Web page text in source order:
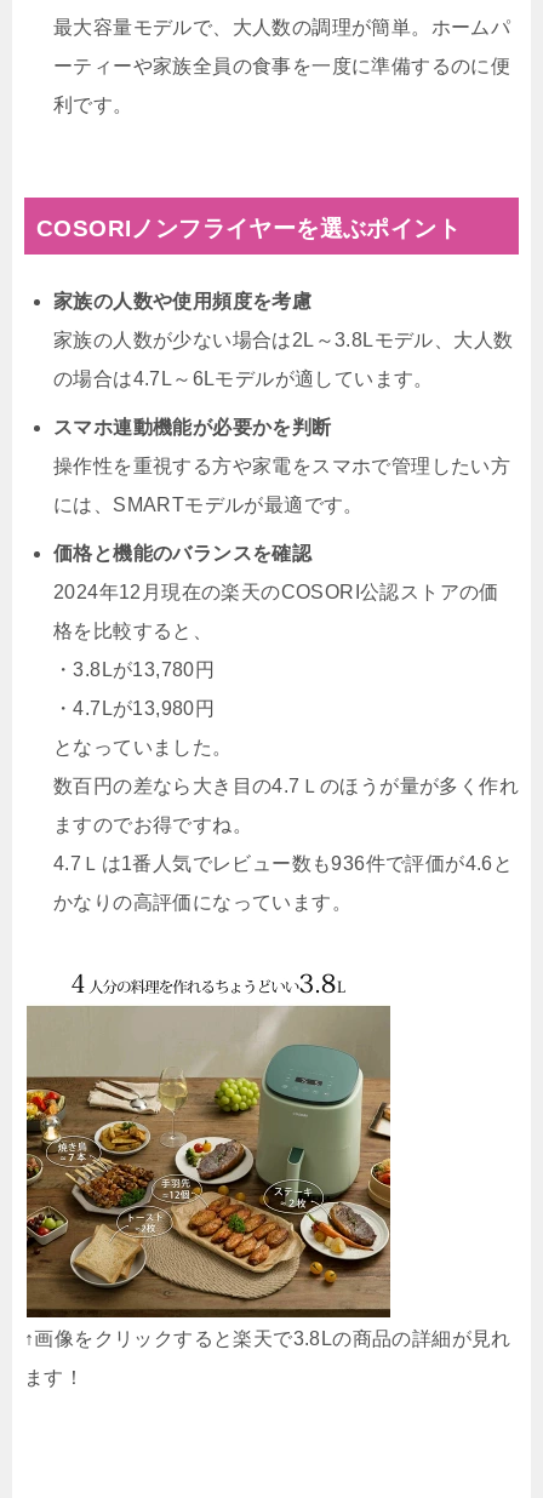
最大容量モデルで、大人数の調理が簡単。ホームパ
ーティーや家族全員の食事を一度に準備するのに便
利です。
COSORIノンフライヤーを選ぶポイント
家族の人数や使用頻度を考慮
家族の人数が少ない場合は2L～3.8Lモデル、大人数
の場合は4.7L～6Lモデルが適しています。
スマホ連動機能が必要かを判断
操作性を重視する方や家電をスマホで管理したい方
には、SMARTモデルが最適です。
価格と機能のバランスを確認
2024年12月現在の楽天のCOSORI公認ストアの価
格を比較すると、
・3.8Lが13,780円
・4.7Lが13,980円
となっていました。
数百円の差なら大き目の4.7Ｌのほうが量が多く作れ
ますのでお得ですね。
4.7Ｌは1番人気でレビュー数も936件で評価が4.6と
かなりの高評価になっています。
↑画像をクリックすると楽天で3.8Lの商品の詳細が見れ
ます！